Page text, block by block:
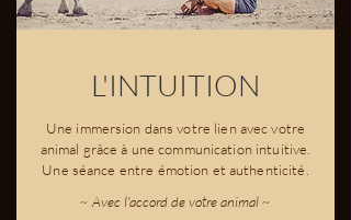
L'INTUITION
Une immersion dans votre lien avec votre
animal grâce à une communication intuitive.
Une séance entre émotion et authenticité.
~ Avec l'accord de votre animal ~